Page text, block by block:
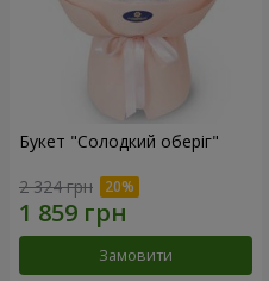
Букет "Солодкий оберіг"
2 324 грн
Замовити